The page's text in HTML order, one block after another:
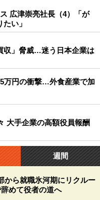
広津崇亮社長（4）「が
い」
収」脅威…迷う日本企業は
万円の衝撃…外食産業で加
大手企業の高額役員報酬
週間
から就職氷河期にリクルー
めて役者の道へ